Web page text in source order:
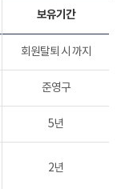
보유기간
회원탈퇴 시 까지
준영구
5년
2년